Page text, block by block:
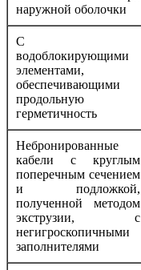
наружной оболочки
С
водоблокирующими
элементами,
обеспечивающими
продольную
герметичность
Небронированные
кабели с круглым
поперечным сечением
и подложкой,
полученной методом
экструзии, с
негигроскопичными
заполнителями